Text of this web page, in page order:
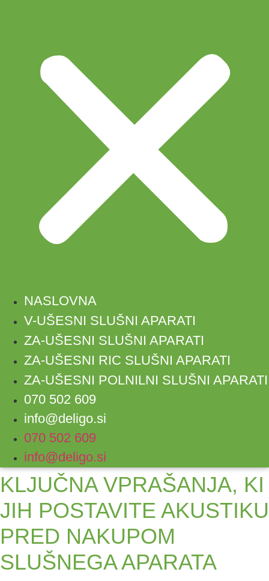
NASLOVNA
V-UŠESNI SLUŠNI APARATI
ZA-UŠESNI SLUŠNI APARATI
ZA-UŠESNI RIC SLUŠNI APARATI
ZA-UŠESNI POLNILNI SLUŠNI APARATI
070 502 609
info@deligo.si
070 502 609
info@deligo.si
KLJUČNA VPRAŠANJA, KI
JIH POSTAVITE AKUSTIKU
PRED NAKUPOM
SLUŠNEGA APARATA